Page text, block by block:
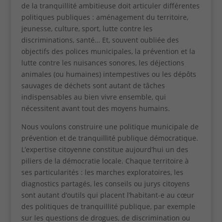
de la tranquillité ambitieuse doit articuler différentes
politiques publiques : aménagement du territoire,
jeunesse, culture, sport, lutte contre les
discriminations, santé… Et, souvent oubliée des
objectifs des polices municipales, la prévention et la
lutte contre les nuisances sonores, les déjections
animales (ou humaines) intempestives ou les dépôts
sauvages de déchets sont autant de tâches
indispensables au bien vivre ensemble, qui
nécessitent avant tout des moyens humains.
Nous voulons construire une politique municipale de
prévention et de tranquillité publique démocratique.
L’expertise citoyenne constitue aujourd’hui un des
piliers de la démocratie locale. Chaque territoire à
ses particularités : les marches exploratoires, les
diagnostics partagés, les conseils ou jurys citoyens
sont autant d’outils qui placent l’habitant-e au cœur
des politiques de tranquillité publique, par exemple
sur les questions de drogues, de discrimination ou